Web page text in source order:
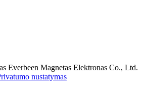
Everbeen Magnetas Elektronas Co., Ltd.
nustatymas